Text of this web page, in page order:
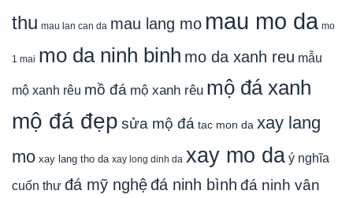
thu mau lan can da mau lang mo mau mo da mo
1 mai mo da ninh binh mo da xanh reu mẫu
mộ xanh rêu mồ đá mộ xanh rêu mộ đá xanh
mộ đá đẹp sửa mộ đá tac mon da xay lang
mo xay lang tho da xay long dinh da xay mo da ý nghĩa
cuốn thư đá mỹ nghệđá ninh bình đá ninh vân